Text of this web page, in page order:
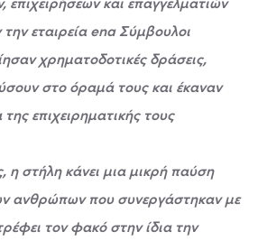
εταιρεία ena Σύμβουλοι
χρηματοδοτικές δράσεις,
στο όραμά τους και έκαναν
επιχειρηματικής τους
η στήλη κάνει μια μικρή παύση
ανθρώπων που συνεργάστηκαν με
τον φακό στην ίδια την